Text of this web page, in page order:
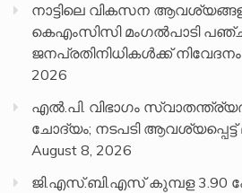
നാട്ടിലെ വികസന
കെഎംസിസി മംഗൽപാടി
ജനപ്രതിനിധികൾക്ക്
2026
എൽ.പി. വിഭാഗം
ചോദ്യം; നടപടി
August 8, 2026
ജി.എസ്.ബി.എസ് കുമ്പള 3.90